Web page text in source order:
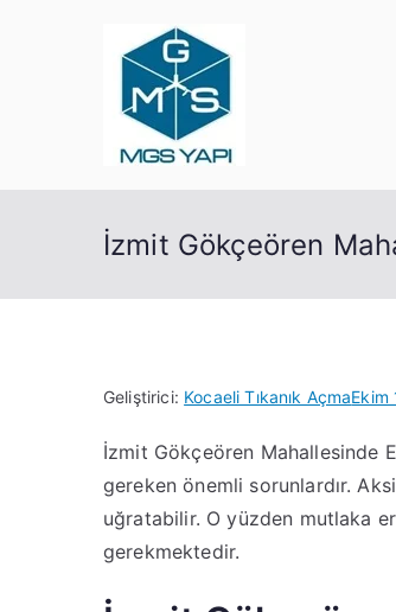
İzmit Gökçeören
Geliştirici: Kocaeli Tıkanık AçmaEkim
İzmit Gökçeören Mahallesinde
gereken önemli sorunlardır.
uğratabilir. O yüzden mutlaka
gerekmektedir.